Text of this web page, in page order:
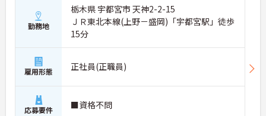
勤務地
栃木県 宇都宮市 天神2-2-15
ＪＲ東北本線(上野－盛岡)「宇都宮駅」徒歩
15分
雇用形態 正社員(正職員)
応募要件 ■資格不問